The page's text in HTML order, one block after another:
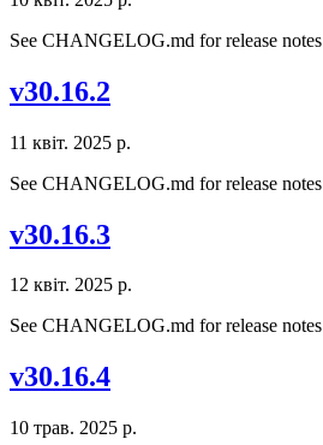
See CHANGELOG.md for release notes
v30.16.2
11 квіт. 2025 р.
See CHANGELOG.md for release notes
v30.16.3
12 квіт. 2025 р.
See CHANGELOG.md for release notes
v30.16.4
10 трав. 2025 р.